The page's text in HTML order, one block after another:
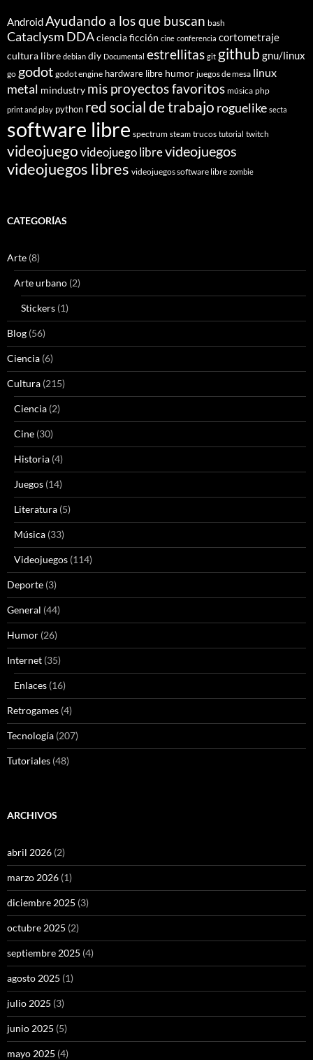
AndroidAyudando a los que buscan bash
Cataclysm DDAciencia ficción cine conferencia cortometraje
cultura libre debian diy Documental estrellitas git github gnu/linux
go godot godot engine hardware libre humor juegos de mesa linux
metal mindustry mis proyectos favoritos música php
print and play python red social de trabajo roguelike secta
software libre spectrum steam trucos tutorial twitch
videojuegovideojuego librevideojuegos
videojuegos libres videojuegos software libre zombie
CATEGORÍAS
Arte (8)
Arte urbano (2)
Stickers (1)
Blog (56)
Ciencia (6)
Cultura (215)
Ciencia (2)
Cine (30)
Historia (4)
Juegos (14)
Literatura (5)
Música (33)
Videojuegos (114)
Deporte (3)
General (44)
Humor (26)
Internet (35)
Enlaces (16)
Retrogames (4)
Tecnología (207)
Tutoriales (48)
ARCHIVOS
abril 2026 (2)
marzo 2026 (1)
diciembre 2025 (3)
octubre 2025 (2)
septiembre 2025 (4)
agosto 2025 (1)
julio 2025 (3)
junio 2025 (5)
mayo 2025 (4)